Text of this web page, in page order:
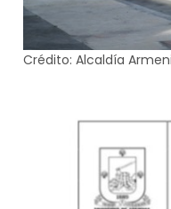
Crédito: Alcaldía